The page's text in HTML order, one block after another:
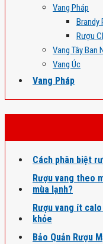
Vang Pháp
Brandy
Rượu
Vang Tây Ban
Vang Úc
Vang Pháp
Cách phân biệt
Rượu vang theo
mùa lạnh?
Rượu vang ít
khỏe
Bảo Quản Rượu